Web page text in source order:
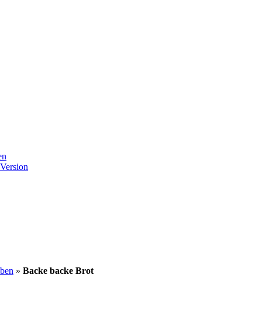
» Backe backe Brot